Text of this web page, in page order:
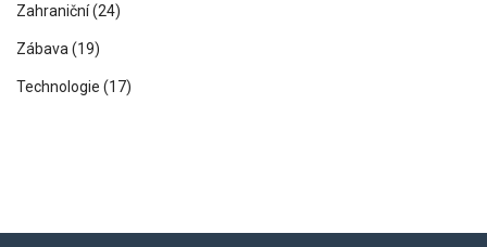
Zahraniční(24)
Zábava (19)
Technologie (17)